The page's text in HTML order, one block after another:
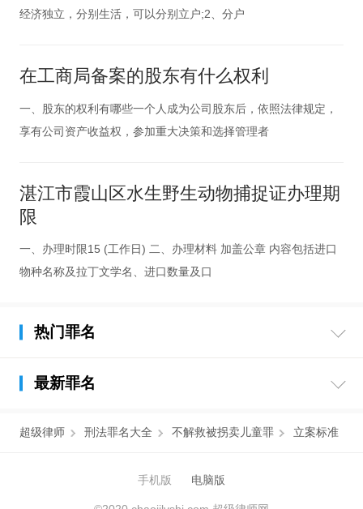
经济独立，分别生活，可以分别立户;2、分户
在工商局备案的股东有什么权利
一、股东的权利有哪些一个人成为公司股东后，依照法律规定，
享有公司资产收益权，参加重大决策和选择管理者
湛江市霞山区水生野生动物捕捉证办理期
限
一、办理时限15 (工作日) 二、办理材料 加盖公章 内容包括进口
物种名称及拉丁文学名、进口数量及口
热门罪名
最新罪名
超级律师 刑法罪名大全 不解救被拐卖儿童罪 立案标准
手机版 电脑版